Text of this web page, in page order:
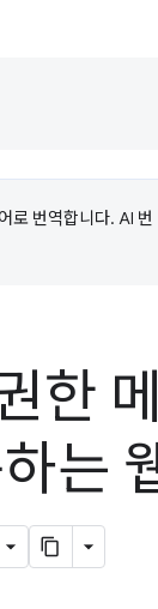
로 번역합니다. AI 번
한
는